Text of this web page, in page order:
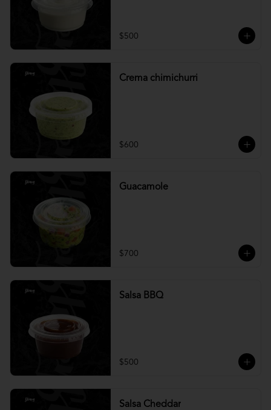
$500
Crema chimichurri
$600
Guacamole
$700
Salsa BBQ
$500
Salsa Cheddar